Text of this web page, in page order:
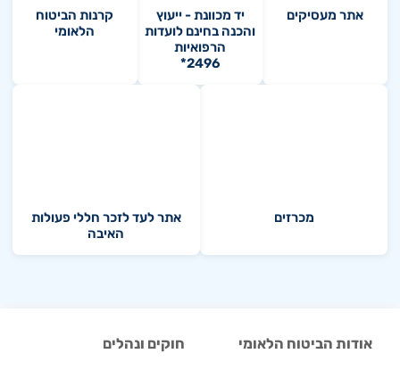
אתר מעסיקים
יד מכוונת - ייעוץ
והכנה בחינם לועדות
הרפואיות
*2496
קרנות הביטוח
הלאומי
מכרזים
אתר לעד לזכר חללי פעולות
האיבה
אודות הביטוח הלאומי חוקים ונהלים